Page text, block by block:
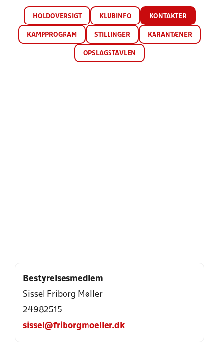
HOLDOVERSIGT KLUBINFO KONTAKTER
KAMPPROGRAM STILLINGER KARANTÆNER
OPSLAGSTAVLEN
Bestyrelsesmedlem
Sissel Friborg Møller
24982515
sissel@friborgmoeller.dk